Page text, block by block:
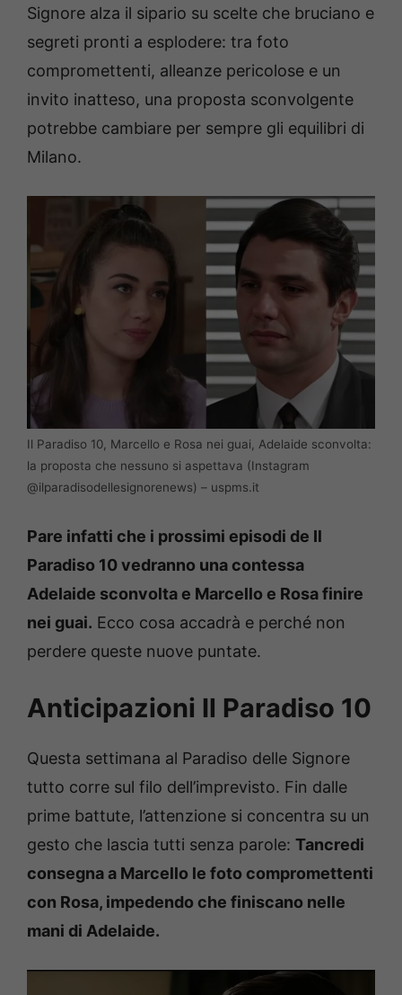
Signore alza il sipario su scelte che bruciano e
segreti pronti a esplodere: tra foto
compromettenti, alleanze pericolose e un
invito inatteso, una proposta sconvolgente
potrebbe cambiare per sempre gli equilibri di
Milano.
Il Paradiso 10, Marcello e Rosa nei guai, Adelaide sconvolta:
la proposta che nessuno si aspettava (Instagram
@ilparadisodellesignorenews) – uspms.it
Pare infatti che i prossimi episodi de Il
Paradiso 10 vedranno una contessa
Adelaide sconvolta e Marcello e Rosa finire
nei guai. Ecco cosa accadrà e perché non
perdere queste nuove puntate.
Anticipazioni Il Paradiso 10
Questa settimana al Paradiso delle Signore
tutto corre sul filo dell’imprevisto. Fin dalle
prime battute, l’attenzione si concentra su un
gesto che lascia tutti senza parole: Tancredi
consegna a Marcello le foto compromettenti
con Rosa, impedendo che finiscano nelle
mani di Adelaide.